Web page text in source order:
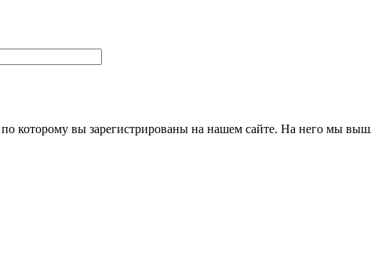
по которому вы зарегистрированы на нашем сайте. На него мы